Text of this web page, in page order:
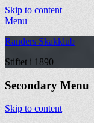
Skip to content
Menu
Randers Skakklub
Stiftet i 1890
Secondary Menu
Skip to content